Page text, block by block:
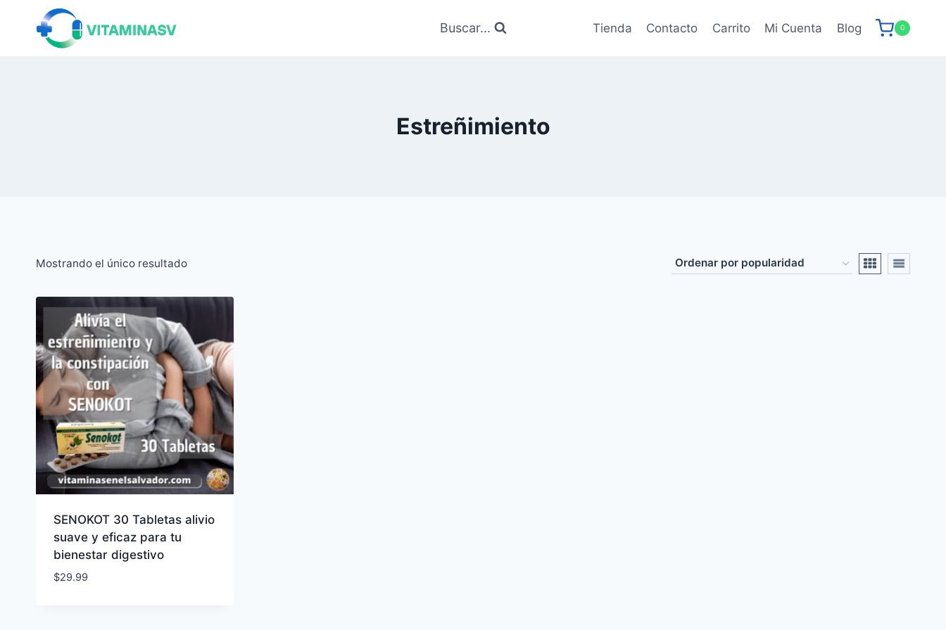
contenido
Buscar... Tienda Contacto Carrito Mi Cuenta Blog 0
Estreñimiento
Mostrando el único resultado
SENOKOT 30 Tabletas alivio
suave y eficaz para tu
bienestar digestivo
$29.99